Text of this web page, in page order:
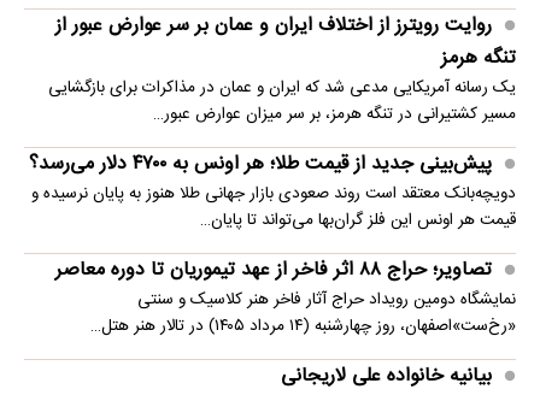
روایت رویترز از اختلاف ایران و عمان بر سر عوارض عبور از
تنگه هرمز
یک رسانه آمریکایی مدعی شد که ایران و عمان در مذاکرات برای بازگشایی
مسیر کشتیرانی در تنگه هرمز، بر سر میزان عوارض عبور…
پیش‌بینی جدید از قیمت طلا؛ هر اونس به ۴۷۰۰ دلار می‌رسد؟
دویچه‌بانک معتقد است روند صعودی بازار جهانی طلا هنوز به پایان نرسیده و
قیمت هر اونس این فلز گران‌بها می‌تواند تا پایان…
تصاویر؛ حراج ۸۸ اثر فاخر از عهد تیموریان تا دوره معاصر
نمایشگاه دومین رویداد حراج آثار فاخر هنر کلاسیک و سنتی
«رخ‌ست»اصفهان، روز چهارشنبه (۱۴ مرداد ۱۴۰۵) در تالار هنر هتل…
بیانیه خانواده علی لاریجانی